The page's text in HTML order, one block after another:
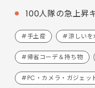
100人隊の急上昇
#手土産 #涼しいを
#帰省コーデ＆持ち物
#PC・カメラ・ガジェッ